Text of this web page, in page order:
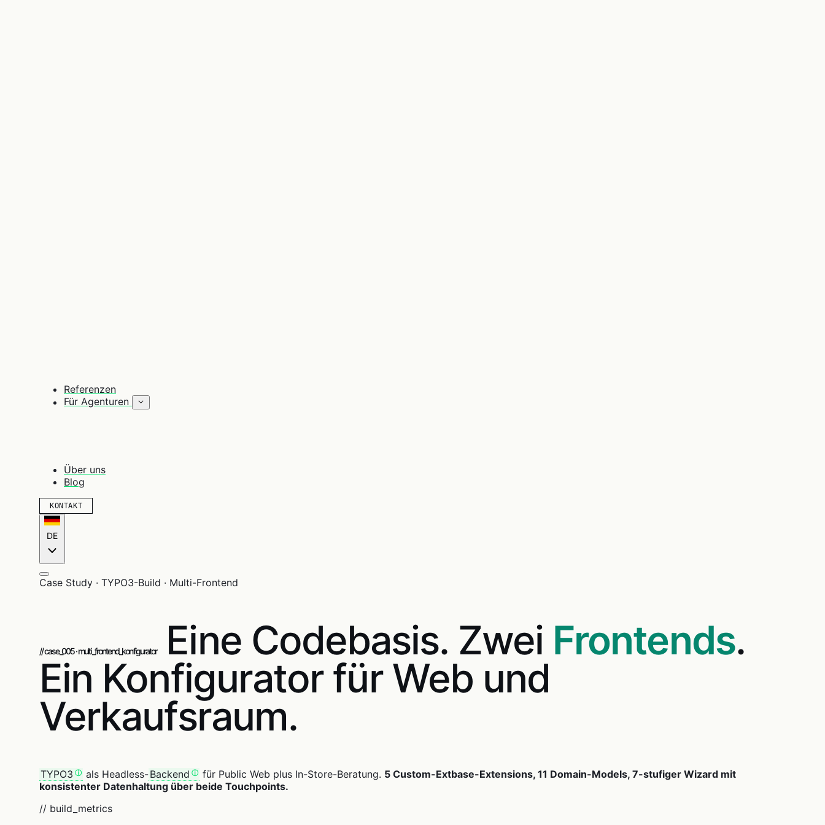
Referenzen
Für Agenturen
Über uns
Blog
KONTAKT
DE
Case Study · TYPO3-Build · Multi-Frontend
// case_005 · multi_frontend_konfiguratorEine Codebasis. Zwei Frontends.
Ein Konfigurator für Web und
Verkaufsraum.
TYPO3 als Headless-Backend für Public Web plus In-Store-Beratung. 5 Custom-Extbase-Extensions, 11 Domain-Models, 7-stufiger Wizard mit
konsistenter Datenhaltung über beide Touchpoints.
// build_metrics